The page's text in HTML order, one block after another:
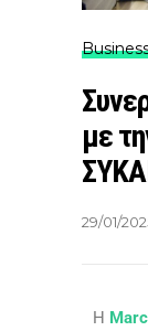
με
29/01/
Η